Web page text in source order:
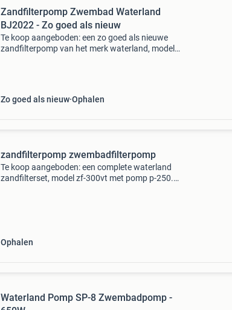
Zandfilterpomp Zwembad Waterland
BJ2022 - Zo goed als nieuw
Te koop aangeboden: een zo goed als nieuwe
zandfilterpomp van het merk waterland, model
Zo goed als nieuw Ophalen
zandfilterpomp zwembadfilterpomp
Te koop aangeboden: een complete waterland
zandfilterset, model zf-300vt met pomp p-250.
Ophalen
Waterland Pomp SP-8 Zwembadpomp -